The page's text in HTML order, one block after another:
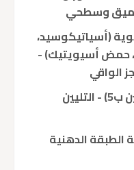
وسطحي
(أسياتيكوسيد،
حمض أسيويتيك) -
الواقي
ب5)
- التليين
الطبقة الدهنية